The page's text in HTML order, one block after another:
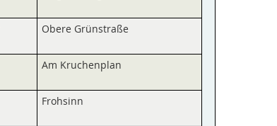
Obere Grünstraße
Am Kruchenplan
Frohsinn